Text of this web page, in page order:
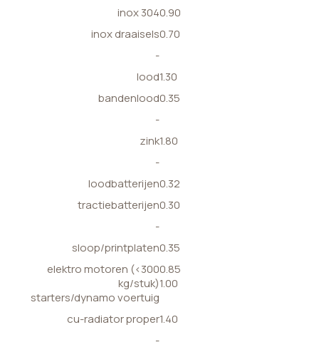
inox 3040.90
inox draaisels0.70
-
lood1.30
bandenlood0.35
-
zink1.80
-
loodbatterijen0.32
tractiebatterijen0.30
-
sloop/printplaten0.35
elektro motoren (<300
kg/stuk)
starters/dynamo voertuig
0.85
1.00
cu-radiator proper1.40